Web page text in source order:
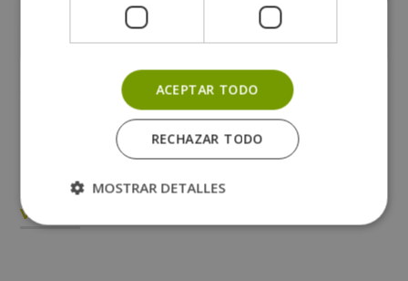
TERAPIA ALTERNATIVA
Todo lo que debes saber de la
medicina natural
Ver más
ACEPTAR TODO
RECHAZAR TODO
MOSTRAR DETALLES